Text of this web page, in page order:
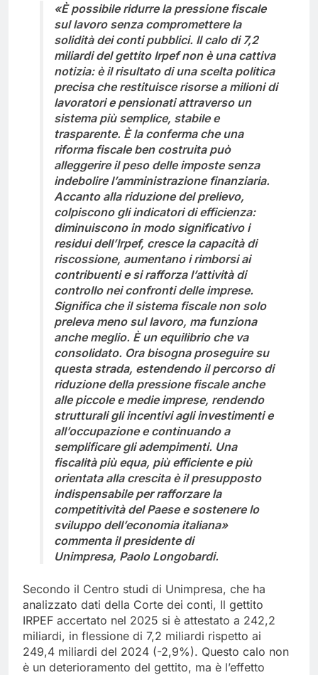
«È possibile ridurre la pressione fiscale
sul lavoro senza compromettere la
solidità dei conti pubblici. Il calo di 7,2
miliardi del gettito Irpef non è una cattiva
notizia: è il risultato di una scelta politica
precisa che restituisce risorse a milioni di
lavoratori e pensionati attraverso un
sistema più semplice, stabile e
trasparente. È la conferma che una
riforma fiscale ben costruita può
alleggerire il peso delle imposte senza
indebolire l’amministrazione finanziaria.
Accanto alla riduzione del prelievo,
colpiscono gli indicatori di efficienza:
diminuiscono in modo significativo i
residui dell’Irpef, cresce la capacità di
riscossione, aumentano i rimborsi ai
contribuenti e si rafforza l’attività di
controllo nei confronti delle imprese.
Significa che il sistema fiscale non solo
preleva meno sul lavoro, ma funziona
anche meglio. È un equilibrio che va
consolidato. Ora bisogna proseguire su
questa strada, estendendo il percorso di
riduzione della pressione fiscale anche
alle piccole e medie imprese, rendendo
strutturali gli incentivi agli investimenti e
all’occupazione e continuando a
semplificare gli adempimenti. Una
fiscalità più equa, più efficiente e più
orientata alla crescita è il presupposto
indispensabile per rafforzare la
competitività del Paese e sostenere lo
sviluppo dell’economia italiana»
commenta il presidente di
Unimpresa, Paolo Longobardi.
Secondo il Centro studi di Unimpresa, che ha
analizzato dati della Corte dei conti, Il gettito
IRPEF accertato nel 2025 si è attestato a 242,2
miliardi, in flessione di 7,2 miliardi rispetto ai
249,4 miliardi del 2024 (-2,9%). Questo calo non
è un deterioramento del gettito, ma è l’effetto